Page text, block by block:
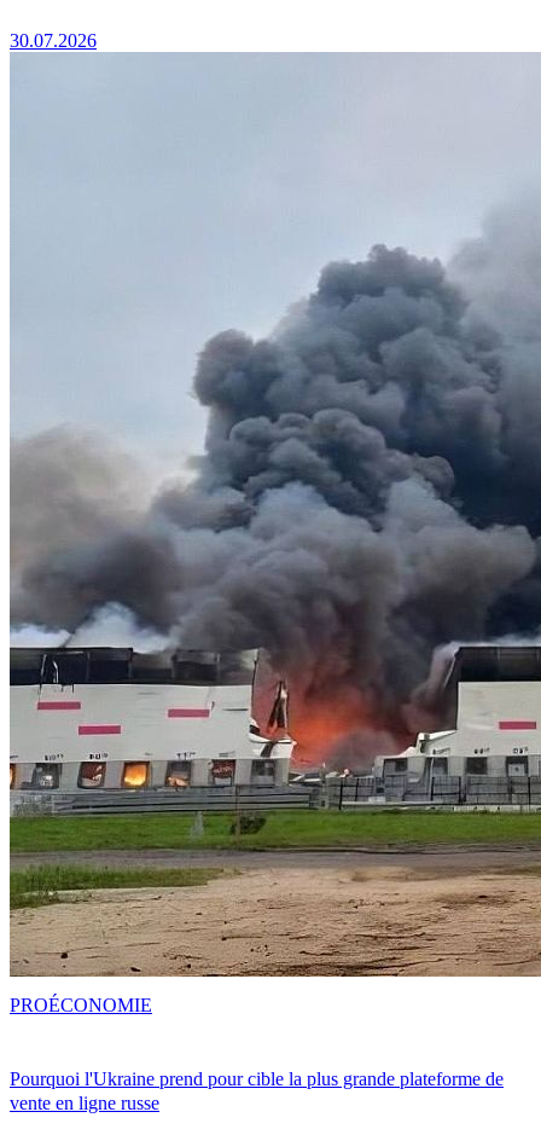
30.07.2026
Pourquoi l'Ukraine prend pour cible la plus grande plateforme de
vente en ligne russe
PROÉCONOMIE